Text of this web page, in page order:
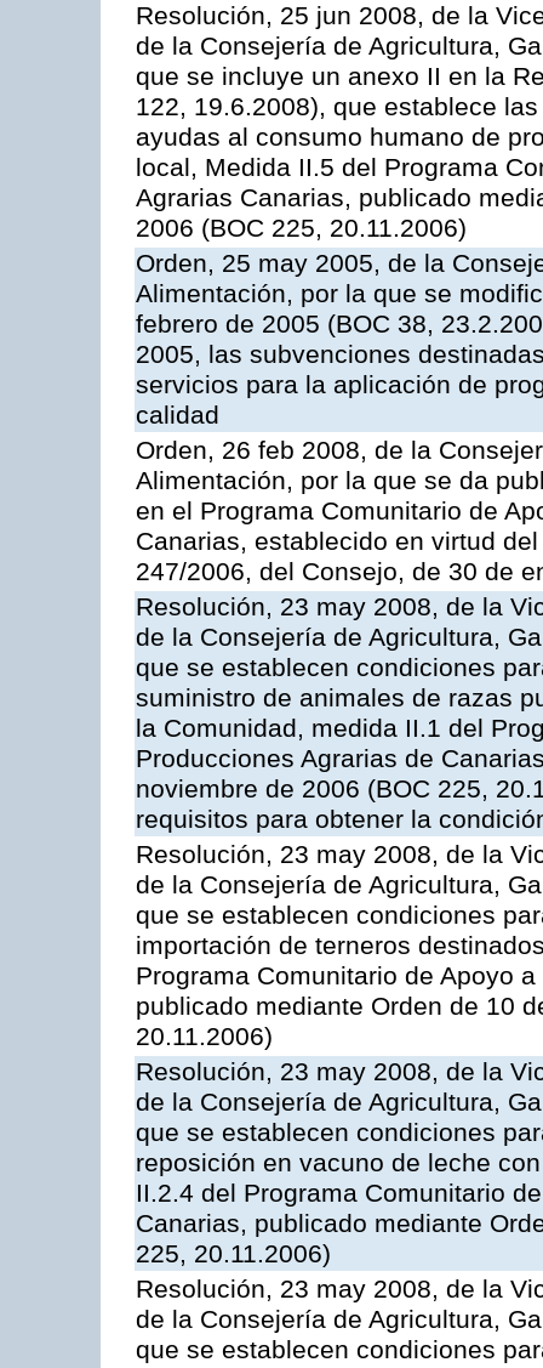
Resolución, 25 jun 2008, de la
de la Consejería de Agricultura,
que se incluye un anexo II en la
122, 19.6.2008), que establece
ayudas al consumo humano de
local, Medida II.5 del Programa
Agrarias Canarias, publicado
2006 (BOC 225, 20.11.2006)
Orden, 25 may 2005, de la
Alimentación, por la que se
febrero de 2005 (BOC 38,
2005, las subvenciones
servicios para la aplicación de
calidad
Orden, 26 feb 2008, de la
Alimentación, por la que se da
en el Programa Comunitario de
Canarias, establecido en virtud
247/2006, del Consejo, de 30 de
Resolución, 23 may 2008, de la
de la Consejería de Agricultura,
que se establecen condiciones
suministro de animales de razas
la Comunidad, medida II.1 del
Producciones Agrarias de
noviembre de 2006 (BOC 225,
requisitos para obtener la
Resolución, 23 may 2008, de la
de la Consejería de Agricultura,
que se establecen condiciones
importación de terneros
Programa Comunitario de Apoyo
publicado mediante Orden de 10
20.11.2006)
Resolución, 23 may 2008, de la
de la Consejería de Agricultura,
que se establecen condiciones
reposición en vacuno de leche
II.2.4 del Programa Comunitario
Canarias, publicado mediante
225, 20.11.2006)
Resolución, 23 may 2008, de la
de la Consejería de Agricultura,
que se establecen condiciones